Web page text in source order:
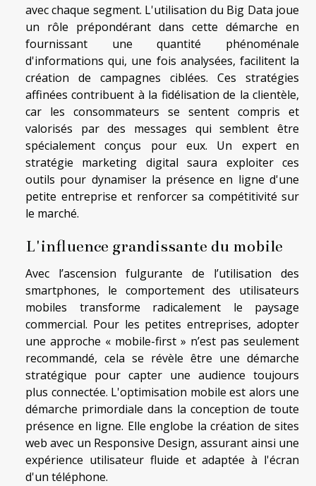
avec chaque segment. L'utilisation du Big Data joue
un rôle prépondérant dans cette démarche en
fournissant une quantité phénoménale
d'informations qui, une fois analysées, facilitent la
création de campagnes ciblées. Ces stratégies
affinées contribuent à la fidélisation de la clientèle,
car les consommateurs se sentent compris et
valorisés par des messages qui semblent être
spécialement conçus pour eux. Un expert en
stratégie marketing digital saura exploiter ces
outils pour dynamiser la présence en ligne d'une
petite entreprise et renforcer sa compétitivité sur
le marché.
L'influence grandissante du mobile
Avec l’ascension fulgurante de l’utilisation des
smartphones, le comportement des utilisateurs
mobiles transforme radicalement le paysage
commercial. Pour les petites entreprises, adopter
une approche « mobile-first » n’est pas seulement
recommandé, cela se révèle être une démarche
stratégique pour capter une audience toujours
plus connectée. L'optimisation mobile est alors une
démarche primordiale dans la conception de toute
présence en ligne. Elle englobe la création de sites
web avec un Responsive Design, assurant ainsi une
expérience utilisateur fluide et adaptée à l'écran
d'un téléphone.